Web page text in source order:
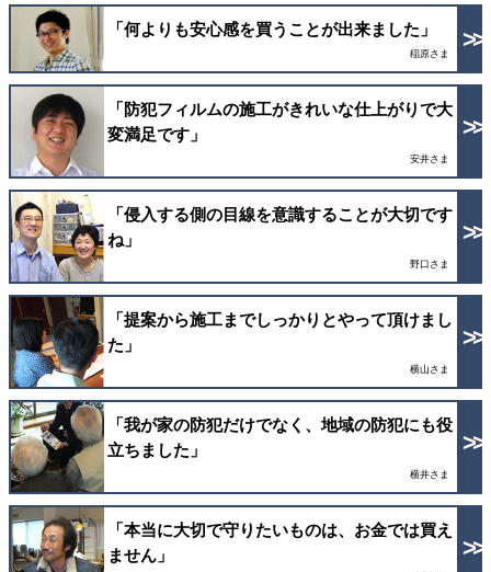
「何よりも安心感を買うことが出来ました」
稲原さま
「防犯フィルムの施工がきれいな仕上がりで大
変満足です」
安井さま
「侵入する側の目線を意識することが大切です
ね」
野口さま
「提案から施工までしっかりとやって頂けまし
た」
横山さま
「我が家の防犯だけでなく、地域の防犯にも役
立ちました」
横井さま
「本当に大切で守りたいものは、お金では買え
ません」